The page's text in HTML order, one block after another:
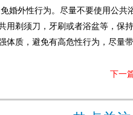
婚外性行为。尽量不要使用公共
用剃须刀，牙刷或者浴盆等，保
质，避免有高危性行为，尽量带
下一